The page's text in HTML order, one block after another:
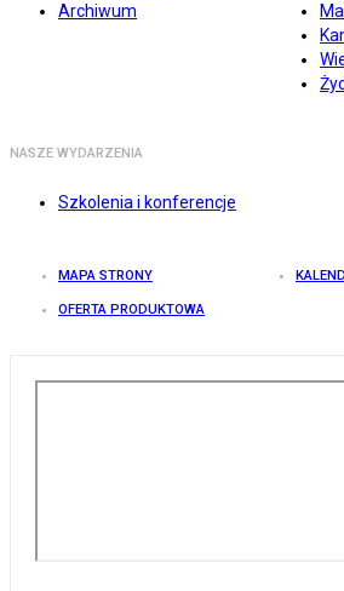
Archiwum
NASZE WYDARZENIA
Szkolenia i konferencje
MAPA STRONY
OFERTA PRODUKTOWA